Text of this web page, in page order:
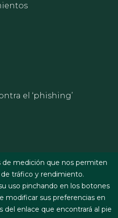
y
el ‘phishing’
de medición que nos permiten
tráfico y rendimiento.
uso pinchando en los botones
modificar sus preferencias en
enlace que encontrará al pie